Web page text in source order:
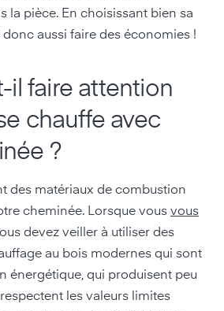
la pièce. En choisissant bien sa
aussi faire des économies !
il faire attention
chauffe avec
?
des matériaux de combustion
cheminée. Lorsque vous vous
devez veiller à utiliser des
au bois modernes qui sont
énergétique, qui produisent peu
les valeurs limites